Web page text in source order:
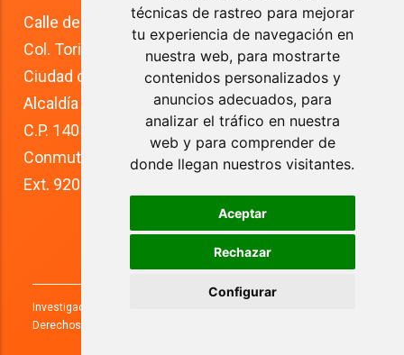
técnicas de rastreo para mejorar
tu experiencia de navegación en
nuestra web, para mostrarte
contenidos personalizados y
anuncios adecuados, para
analizar el tráfico en nuestra
web y para comprender de
donde llegan nuestros visitantes.
Aceptar
Rechazar
Configurar
Calle del Río 4
Col. Toriello Guerra
Ciudad de México
Alcaldía Tlalpan
C.P. 14050
Conmutador: +52 (55) 5627 0210
Ext. 9200
Investigaciones y Estudios Superiores, S.C.
Derechos Reservados.